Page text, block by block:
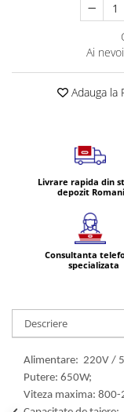
Scania R S G P Next
Volvo Aero
Volvo FH 4 Euro 6
Lumini, Becuri,
Accesorii iluminare
Bare LED (LED Bar)
si camion
Becuri Led Auto
Becuri Xenon Auto
Seturi de Becuri Auto
Faruri Camioane,
Tractoare
Ai
Adauga la
Livrare rapida din
depozit
Consultanta
specializata
Descriere
Alimentare: 220V /
Putere: 650W;
Viteza maxima: